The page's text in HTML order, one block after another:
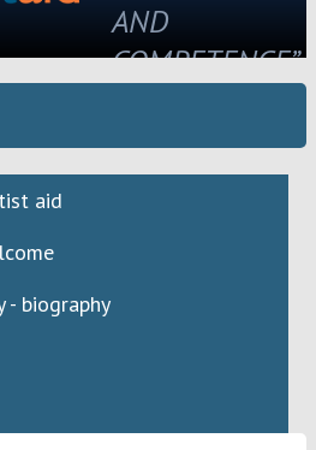
AND
COMPETENCE”
aid
- biography